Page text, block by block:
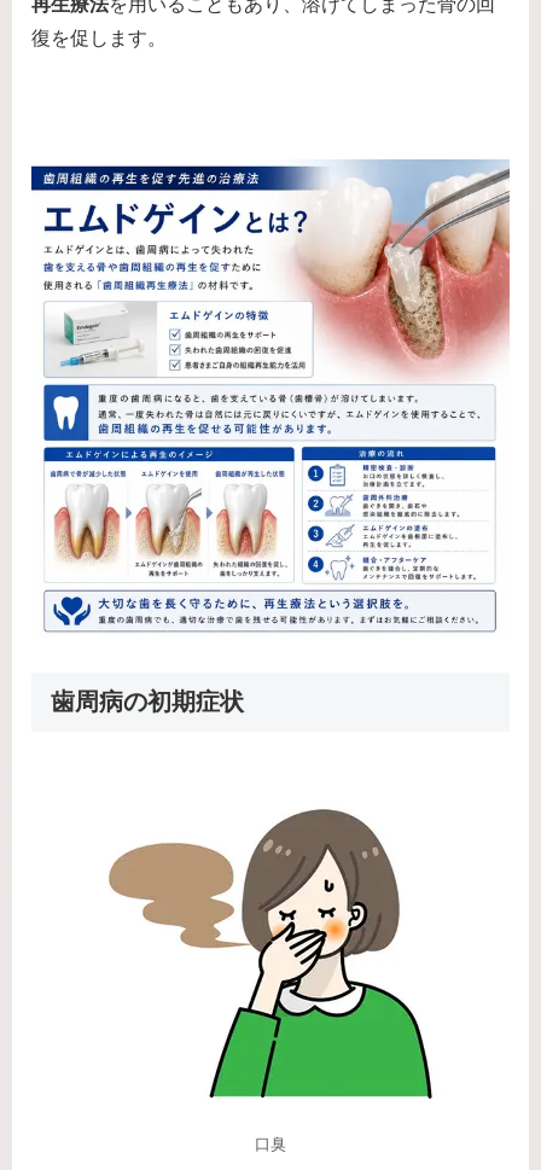
復を促します。
歯周病の初期症状
口臭